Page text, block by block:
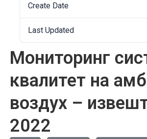
Create Date
Last Updated
Мониторинг
квалитет на
воздух –
2022